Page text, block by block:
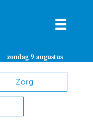
zondag 9 augustus
Zorg